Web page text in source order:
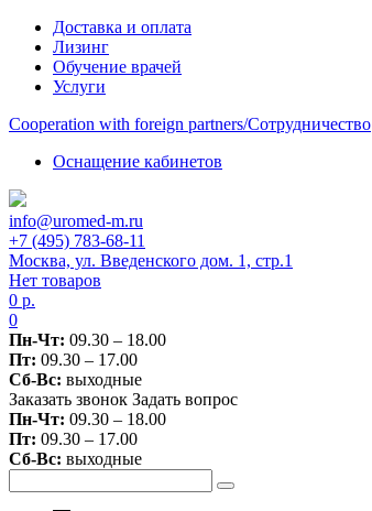
Доставка и оплата
Лизинг
Обучение врачей
Услуги
Сooperation with foreign partners/Сотрудничество
Оснащение кабинетов
info@uromed-m.ru
+7 (495) 783-68-11
Москва, ул. Введенского дом. 1, стр.1
Нет товаров
0 р.
0
Пн-Чт: 09.30 – 18.00
Пт: 09.30 – 17.00
Сб-Вс: выходные
Заказать звонок Задать вопрос
Пн-Чт: 09.30 – 18.00
Пт: 09.30 – 17.00
Сб-Вс: выходные